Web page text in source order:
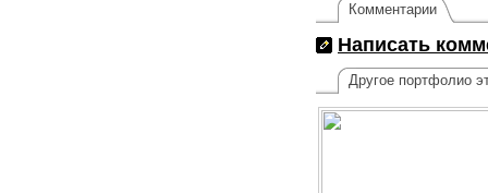
Комментарии
Написать
Другое портфолио